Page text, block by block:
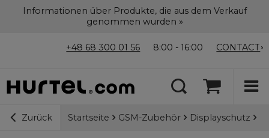
Informationen über Produkte, die aus dem Verkauf
genommen wurden »
+48 68 300 01 56 8:00 - 16:00 CONTACT
Zurück Startseite GSM-Zubehör Displayschutz